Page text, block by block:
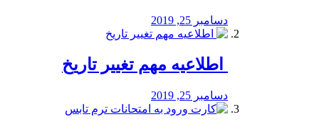
دسامبر 25, 2019
️ اطلاعیه مهم تغییر تاریخ
دسامبر 25, 2019